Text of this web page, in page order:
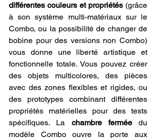
différentes couleurs et propriétés (grâce
à son système multi-matériaux sur le
Combo, ou la possibilité de changer de
bobine pour des versions non Combo)
vous donne une liberté artistique et
fonctionnelle totale. Vous pouvez créer
des objets multicolores, des pièces
avec des zones flexibles et rigides, ou
des prototypes combinant différentes
propriétés matérielles pour des tests
spécifiques. La chambre fermée du
modèle Combo ouvre la porte aux